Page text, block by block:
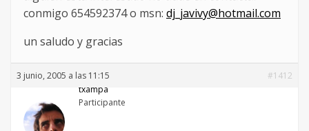
conmigo 654592374 o msn: dj_javivy@hotmail.com
un saludo y gracias
3 junio, 2005 a las 11:15
#1412
txampa
Participante